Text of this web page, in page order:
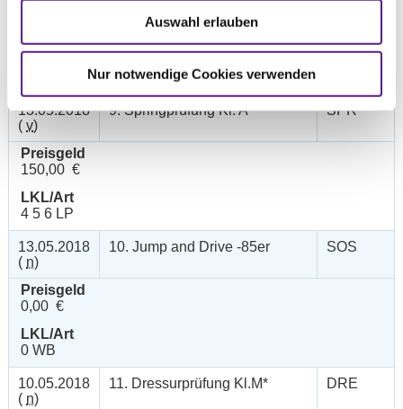
Auswahl erlauben
Nur notwendige Cookies verwenden
13.05.2018
( v)
9. Springprüfung Kl. A** SPR
Preisgeld
150,00 €
LKL/Art
4 5 6 LP
13.05.2018
( n)
10. Jump and Drive -85er SOS
Preisgeld
0,00 €
LKL/Art
0 WB
10.05.2018
( n)
11. Dressurprüfung Kl.M* DRE